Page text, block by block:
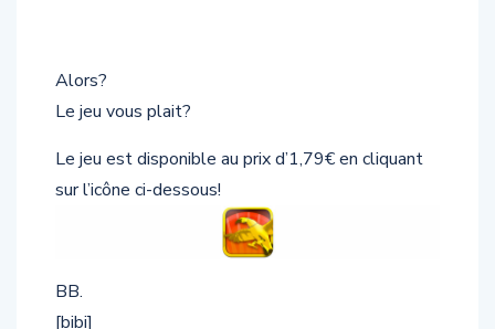
Alors?
Le jeu vous plait?
Le jeu est disponible au prix d’1,79€ en cliquant
sur l’icône ci-dessous!
BB.
[bibi]